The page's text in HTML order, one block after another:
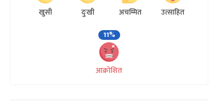
खुसी दुःखी अचम्मित
उत्साहित
11%
आक्रोशित